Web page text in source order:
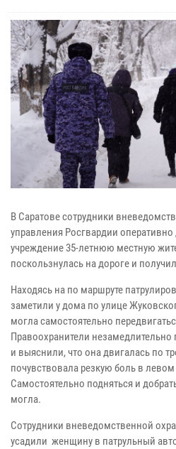
В Саратове сотрудники
управления Росгвардии
учреждение 35-летнюю местную
поскользнулась на дороге и
Находясь на по маршруте
заметили у дома по улице
могла самостоятельно
Правоохранители
и выяснили, что она двигалась по
почувствовала резкую боль в
Самостоятельно подняться и
могла.
Сотрудники вневедомственной
усадили женщину в патрульный